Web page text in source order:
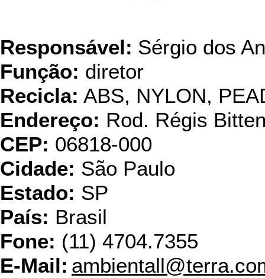
Responsável: Sérgio dos
Função: diretor
Recicla: ABS, NYLON,
Endereço: Rod. Régis
CEP: 06818-000
Cidade: São Paulo
Estado: SP
País: Brasil
Fone: (11) 4704.7355
E-Mail: